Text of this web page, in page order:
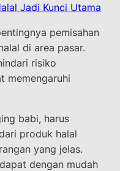
Jadi Kunci Utama
pemisahan
di area pasar.
risiko
memengaruhi
babi, harus
produk halal
yang jelas.
dengan mudah